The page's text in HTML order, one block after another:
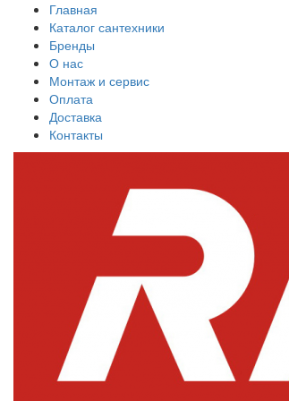
Главная
Каталог сантехники
Бренды
О нас
Монтаж и сервис
Оплата
Доставка
Контакты